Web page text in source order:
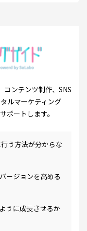
コンテンツ制作、SNS
ルマーケティング
ポートします。
う方法が分からな
ージョンを高める
うに成長させるか